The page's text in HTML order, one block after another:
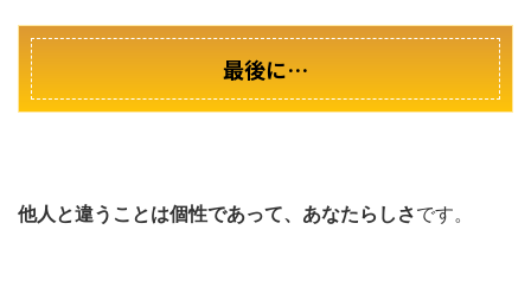
最後に…
他人と違うことは個性であって、あなたらしさです。